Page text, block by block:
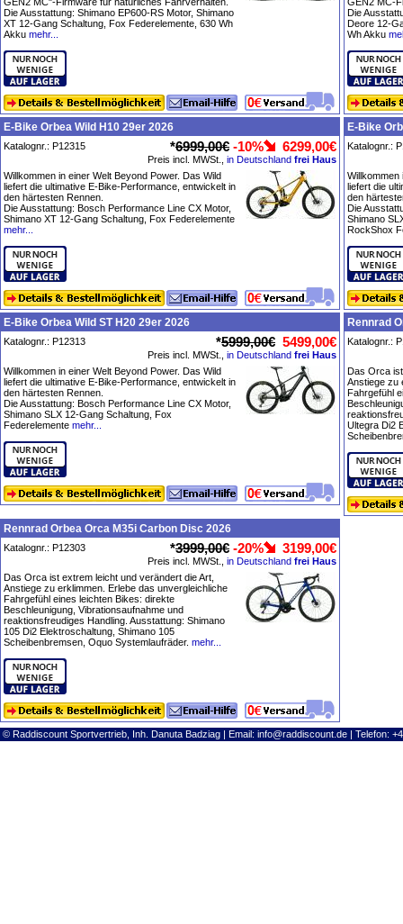
Die Ausstattung: Shimano EP600-RS Motor, Shimano
XT 12-Gang Schaltung, Fox Federelemente, 630 Wh
Akku mehr...
Die
Deore 12-
Wh Akku
E-Bike Orbea Wild H10 29er 2026
Katalognr.: P12315 *6999,00€ -10% 6299,00€
Preis incl. MWSt., in Deutschland frei Haus
Willkommen in einer Welt Beyond Power. Das Wild
liefert die ultimative E-Bike-Performance, entwickelt in
den härtesten Rennen.
Die Ausstattung: Bosch Performance Line CX Motor,
Shimano XT 12-Gang Schaltung, Fox Federelemente
mehr...
E-Bike
Katalognr.:
Willkommen
liefert die
den
Die
Shimano
RockShox
E-Bike Orbea Wild ST H20 29er 2026
Katalognr.: P12313 *5999,00€ 5499,00€
Preis incl. MWSt., in Deutschland frei Haus
Willkommen in einer Welt Beyond Power. Das Wild
liefert die ultimative E-Bike-Performance, entwickelt in
den härtesten Rennen.
Die Ausstattung: Bosch Performance Line CX Motor,
Shimano SLX 12-Gang Schaltung, Fox
Federelemente mehr...
Rennrad
Katalognr.:
Das Orca
Anstiege zu
Fahrgefühl
Ultegra Di2
Rennrad Orbea Orca M35i Carbon Disc 2026
Katalognr.: P12303 *3999,00€ -20% 3199,00€
Preis incl. MWSt., in Deutschland frei Haus
Das Orca ist extrem leicht und verändert die Art,
Anstiege zu erklimmen. Erlebe das unvergleichliche
Fahrgefühl eines leichten Bikes: direkte
Beschleunigung, Vibrationsaufnahme und
reaktionsfreudiges Handling. Ausstattung: Shimano
105 Di2 Elektroschaltung, Shimano 105
Scheibenbremsen, Oquo Systemlaufräder. mehr...
© Raddiscount Sportvertrieb, Inh. Danuta Badziag | Email: info@raddiscount.de | Telefon: